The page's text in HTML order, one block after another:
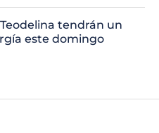
tendrán un
este domingo